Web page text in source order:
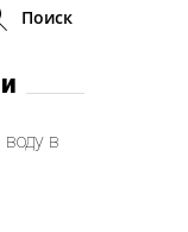
Поиск
в